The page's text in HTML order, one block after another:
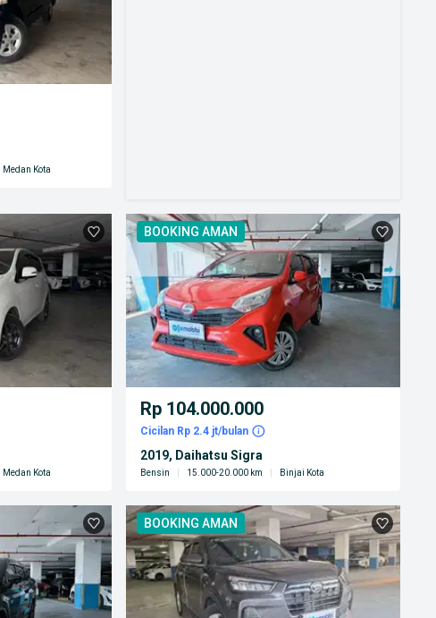
Medan Kota
Medan Kota
BOOKING AMAN
Rp 104.000.000
Cicilan Rp 2.4 jt/bulan
2019, Daihatsu Sigra
Bensin 15.000-20.000 km Binjai Kota
BOOKING AMAN